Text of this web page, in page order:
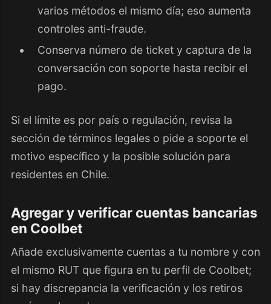
varios métodos el mismo día; eso aumenta
controles anti-fraude.
Conserva número de ticket y captura de la
conversación con soporte hasta recibir el
pago.
Si el límite es por país o regulación, revisa la
sección de términos legales o pide a soporte el
motivo específico y la posible solución para
residentes en Chile.
Agregar y verificar cuentas bancarias
en Coolbet
Añade exclusivamente cuentas a tu nombre y con
el mismo RUT que figura en tu perfil de Coolbet;
si hay discrepancia la verificación y los retiros